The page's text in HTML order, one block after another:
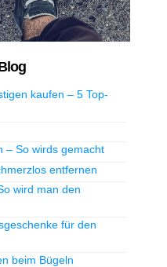
kaufen – 5 Top-
– So wirds gemacht
entfernen
wird man den
für den
beim Bügeln